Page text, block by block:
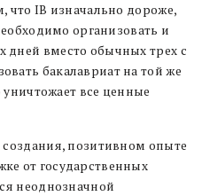
что IB изначально дороже,
организовать и
дней вместо обычных трех с
бакалавриат на той же
все ценные
позитивном опыте
от государственных
неоднозначной